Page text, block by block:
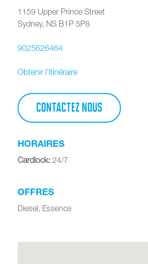
1159 Upper Prince Street
Sydney, NS B1P 5P8
9025626464
Obtenir l’itinéraire
CONTACTEZ NOUS
HORAIRES
Cardlock: 24/7
OFFRES
Diesel, Essence